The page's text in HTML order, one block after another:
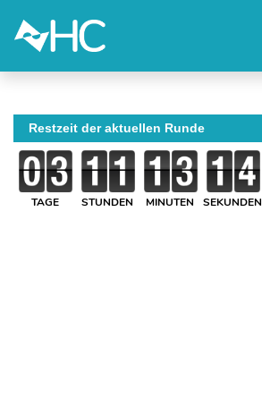
Restzeit der aktuellen Runde
TAGE STUNDEN MINUTEN SEKUNDEN